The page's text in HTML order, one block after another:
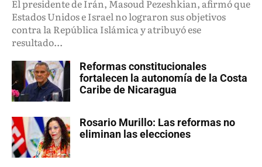
El presidente de Irán, Masoud Pezeshkian, afirmó que
Estados Unidos e Israel no lograron sus objetivos
contra la República Islámica y atribuyó ese
resultado...
Reformas constitucionales
fortalecen la autonomía de la Costa
Caribe de Nicaragua
Rosario Murillo: Las reformas no
eliminan las elecciones